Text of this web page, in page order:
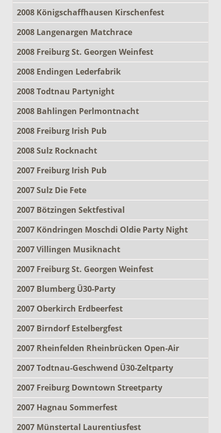
2008 Königschaffhausen Kirschenfest
2008 Langenargen Matchrace
2008 Freiburg St. Georgen Weinfest
2008 Endingen Lederfabrik
2008 Todtnau Partynight
2008 Bahlingen Perlmontnacht
2008 Freiburg Irish Pub
2008 Sulz Rocknacht
2007 Freiburg Irish Pub
2007 Sulz Die Fete
2007 Bötzingen Sektfestival
2007 Köndringen Moschdi Oldie Party Night
2007 Villingen Musiknacht
2007 Freiburg St. Georgen Weinfest
2007 Blumberg Ü30-Party
2007 Oberkirch Erdbeerfest
2007 Birndorf Estelbergfest
2007 Rheinfelden Rheinbrücken Open-Air
2007 Todtnau-Geschwend Ü30-Zeltparty
2007 Freiburg Downtown Streetparty
2007 Hagnau Sommerfest
2007 Münstertal Laurentiusfest